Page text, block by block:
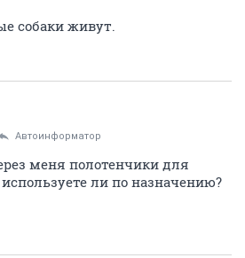
собаки живут.
Автоинформатор
меня полотенчики для
ли по назначению?